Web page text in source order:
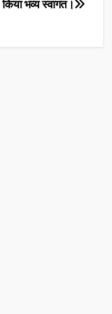
किया भव्य स्वागत।